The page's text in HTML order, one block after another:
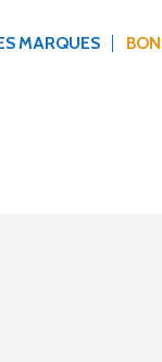
MARQUES